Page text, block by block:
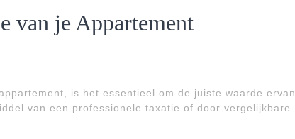
van je Appartement
is het essentieel om de juiste waarde ervan
van een professionele taxatie of door vergelijkbare